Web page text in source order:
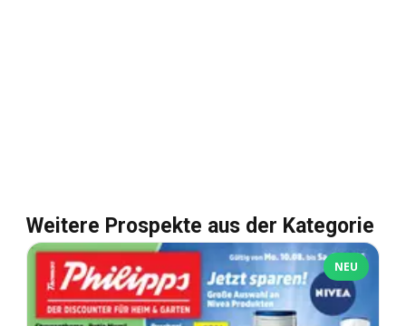
Weitere Prospekte aus der Kategorie
NEU